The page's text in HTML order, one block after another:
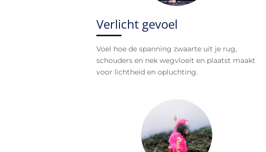
Verlicht gevoel
Voel hoe de spanning zwaarte uit je rug,
schouders en nek wegvloeit en plaatst maakt
voor lichtheid en opluchting.